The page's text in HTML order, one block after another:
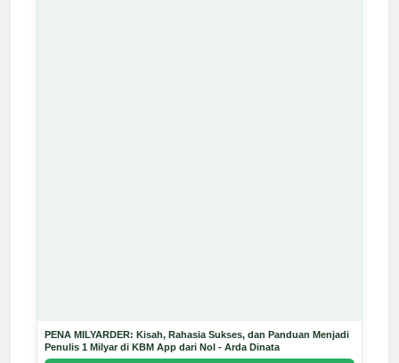
PENA MILYARDER: Kisah, Rahasia Sukses, dan Panduan Menjadi
Penulis 1 Milyar di KBM App dari Nol - Arda Dinata